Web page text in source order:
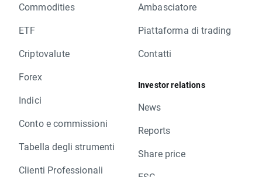
Commodities
ETF
Criptovalute
Forex
Indici
Conto e commissioni
Tabella degli strumenti
Clienti Professionali
Ambasciatore
Piattaforma di trading
Contatti
Investor relations
News
Reports
Share price